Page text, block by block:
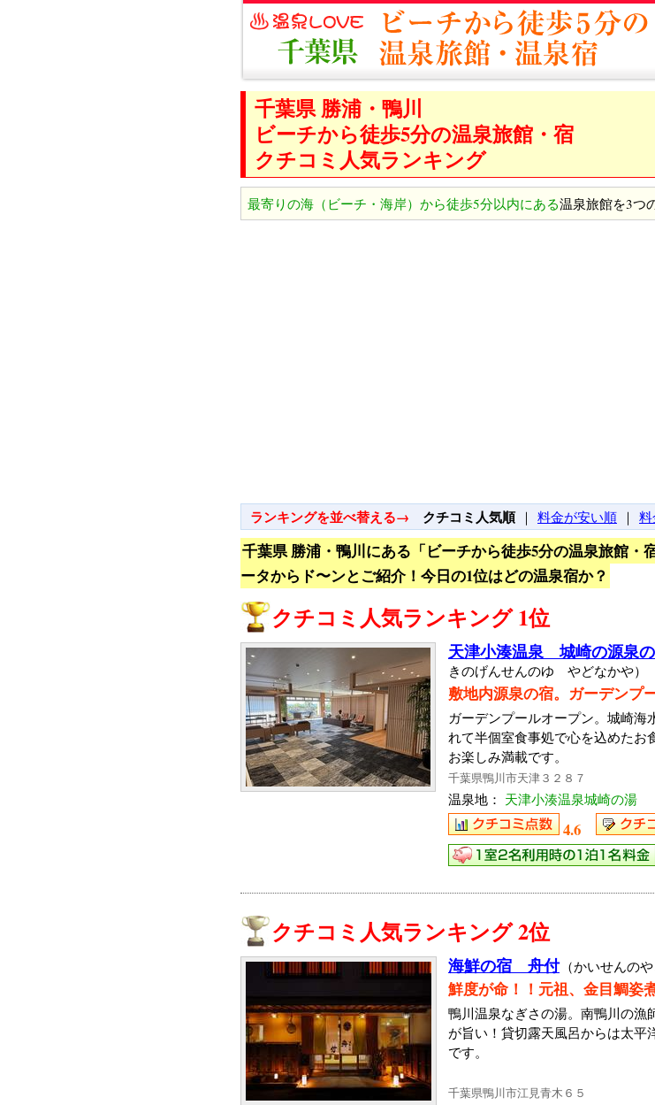
千葉県 勝浦・鴨川
ビーチから徒歩5分の温泉旅館・宿
クチコミ人気ランキング
最寄りの海（ビーチ・海岸）から徒歩5分以内にある温泉旅館を3つ
ランキングを並べ替える→ クチコミ人気順｜ 料金が安い順 ｜
千葉県 勝浦・鴨川にある「ビーチから徒歩5分の温泉旅館
ータからド〜ンとご紹介！今日の1位はどの温泉宿か？
クチコミ人気ランキング 1位
天津小湊温泉 城崎の源泉
きのげんせんのゆ やどなかや）
敷地内源泉の宿。ガーデンプ
ガーデンプールオープン。城崎海
れて半個室食事処で心を込めたお
お楽しみ満載です。
千葉県鴨川市天津３２８７
温泉地： 天津小湊温泉城崎の湯
4.6
クチコミ人気ランキング 2位
海鮮の宿 舟付 （かいせんの
鮮度が命！！元祖、金目鯛姿
鴨川温泉なぎさの湯。南鴨川の漁
が旨い！貸切露天風呂からは太
です。
千葉県鴨川市江見青木６５